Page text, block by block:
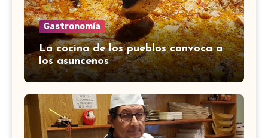
Gastronomía
La cocina de los pueblos convoca a
los asuncenos